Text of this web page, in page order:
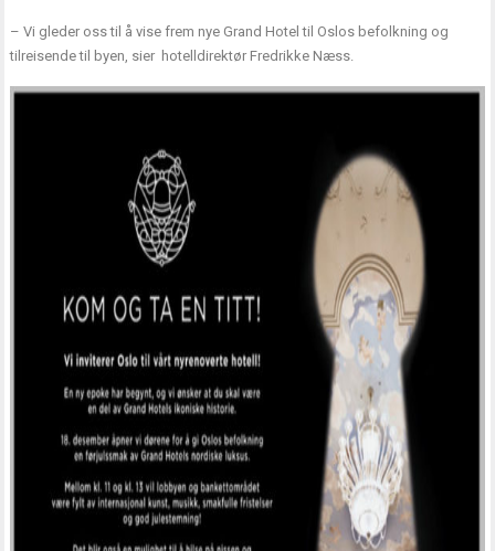
– Vi gleder oss til å vise frem nye Grand Hotel til Oslos befolkning og
tilreisende til byen, sier hotelldirektør Fredrikke Næss.